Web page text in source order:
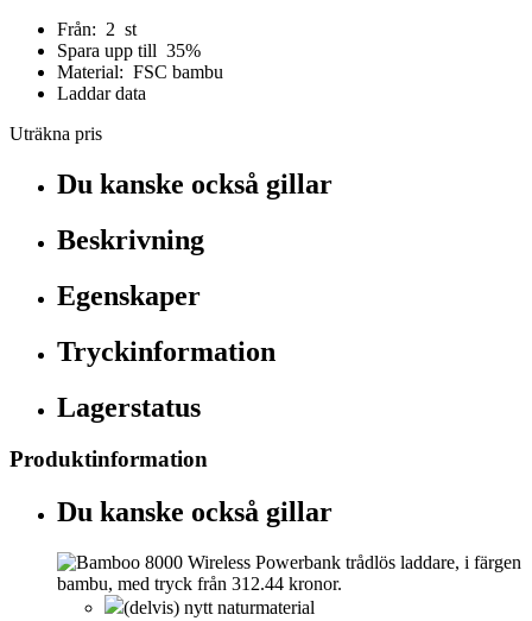
Från: 2 st
Spara upp till 35%
Material: FSC bambu
Laddar data
Uträkna pris
Du kanske också gillar
Beskrivning
Egenskaper
Tryckinformation
Lagerstatus
Produktinformation
Du kanske också gillar
(delvis) nytt naturmaterial